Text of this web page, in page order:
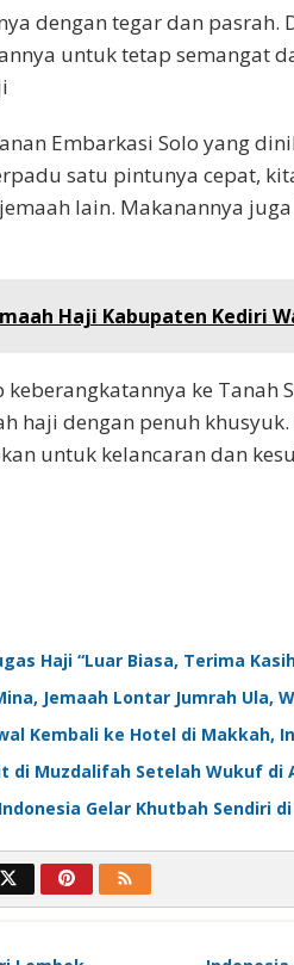
dengan tegar dan pasrah.
untuk tetap semangat
Embarkasi Solo yang
satu pintunya cepat,
lain. Makanannya
Haji Kabupaten Kediri
ke Tanah
haji dengan penuh
untuk kelancaran dan
Haji “Luar Biasa, Terima
Jemaah Lontar Jumrah Ula,
Kembali ke Hotel di Makkah,
di Muzdalifah Setelah Wukuf di
Gelar Khutbah Sendiri